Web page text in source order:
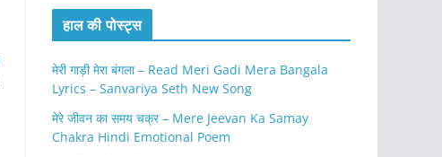
हाल की पोस्ट्स
मेरी गाड़ी मेरा बंगला – Read Meri Gadi Mera Bangala
Lyrics – Sanvariya Seth New Song
मेरे जीवन का समय चक्र – Mere Jeevan Ka Samay
Chakra Hindi Emotional Poem